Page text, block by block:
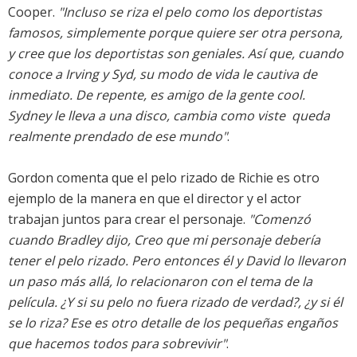
Cooper. "Incluso se riza el pelo como los deportistas
famosos, simplemente porque quiere ser otra persona,
y cree que los deportistas son geniales. Así que, cuando
conoce a Irving y Syd, su modo de vida le cautiva de
inmediato. De repente, es amigo de la gente cool.
Sydney le lleva a una disco, cambia como viste  queda
realmente prendado de ese mundo".
Gordon comenta que el pelo rizado de Richie es otro
ejemplo de la manera en que el director y el actor
trabajan juntos para crear el personaje. "Comenzó
cuando Bradley dijo, Creo que mi personaje debería
tener el pelo rizado. Pero entonces él y David lo llevaron
un paso más allá, lo relacionaron con el tema de la
película. ¿Y si su pelo no fuera rizado de verdad?, ¿y si él
se lo riza? Ese es otro detalle de los pequeñas engaños
que hacemos todos para sobrevivir".